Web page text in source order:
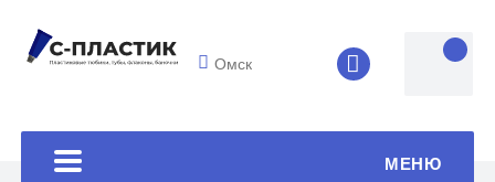
Омск 8 (4852) 33-
МЕНЮ